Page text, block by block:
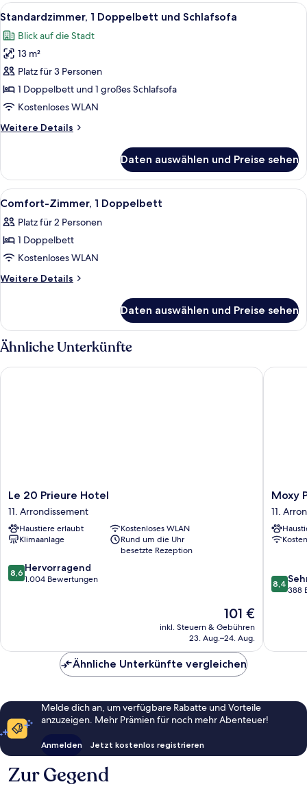
Alle
Fotos
für
Standardzimmer,
1 Doppelbett
und
Schlafsofa
Zimmersafe, Schreibtisch,
10
Standardzimmer, 1 Doppelbett und Schlafsofa
Blick auf die Stadt
13 m²
Platz für 3 Personen
1 Doppelbett und 1 großes Schlafsofa
Kostenloses WLAN
Weitere Details
Weitere
1 Doppelbett
und
Schlafsofa
Daten auswählen und Preise sehen
Alle
Fotos
für
Comfort-
Zimmer,
1
Comfort-Zimmer, 1 Doppelbett |
8
Comfort-Zimmer, 1 Doppelbett
Platz für 2 Personen
1 Doppelbett
Kostenloses WLAN
Weitere Details
Weitere
Zimmer,
1
Doppelbett
Daten auswählen und Preise sehen
Ähnliche Unterkünfte
Le
20
Prieure
Hotel
11.
Le 20 Prieure Hotel
11. Arrondissement
Haustiere erlaubt
Kostenloses WLAN
Klimaanlage
Rund um die Uhr
besetzte Rezeption
8.6
von
8,6 Hervorragend
1.004 Bewertungen
Der
Preis
beträgt
101 €
inkl. Steuern & Gebühren
23. Aug.–24. Aug.
Le 20 Prieure Hotel
Moxy
Paris
Bastille
France
11.
Moxy
11.
8.4
von
8,4
388
Moxy
Ähnliche Unterkünfte vergleichen
Melde dich an, um verfügbare Rabatte und Vorteile
anzuzeigen. Mehr Prämien für noch mehr Abenteuer!
Anmelden Jetzt kostenlos registrieren
Zur Gegend